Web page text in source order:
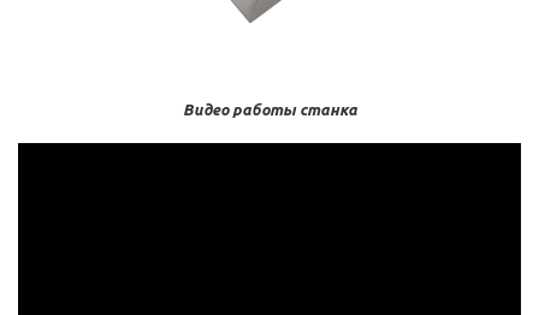
Видео работы станка